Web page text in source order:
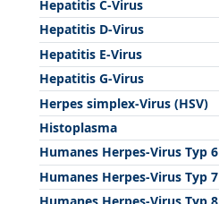
Hepatitis C-Virus
Hepatitis D-Virus
Hepatitis E-Virus
Hepatitis G-Virus
Herpes simplex-Virus (HSV)
Histoplasma
Humanes Herpes-Virus Typ 6
Humanes Herpes-Virus Typ 7